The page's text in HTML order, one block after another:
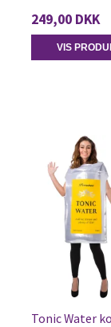
249,00 DKK
VIS
Tonic Water